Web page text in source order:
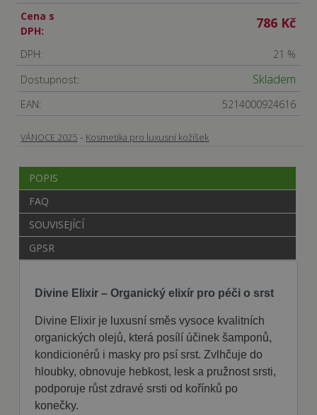
Cena s
DPH:
786 Kč
DPH: 21 %
Dostupnost: Skladem
EAN: 5214000924616
VÁNOCE 2025 - Kosmetika pro luxusní kožíšek
POPIS
FAQ
SOUVISEJÍCÍ
GPSR
Divine Elixir – Organický elixír pro péči o srst
Divine Elixir je luxusní směs vysoce kvalitních
organických olejů, která posílí účinek šamponů,
kondicionérů i masky pro psí srst. Zvlhčuje do
hloubky, obnovuje hebkost, lesk a pružnost srsti,
podporuje růst zdravé srsti od kořínků po
konečky.